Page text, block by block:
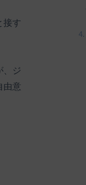
接す
、ジ
由意